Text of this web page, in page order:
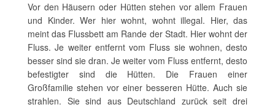
Vor den Häusern oder Hütten stehen vor allem Frauen
und Kinder. Wer hier wohnt, wohnt illegal. Hier, das
meint das Flussbett am Rande der Stadt. Hier wohnt der
Fluss. Je weiter entfernt vom Fluss sie wohnen, desto
besser sind sie dran. Je weiter vom Fluss entfernt, desto
befestigter sind die Hütten. Die Frauen einer
Großfamilie stehen vor einer besseren Hütte. Auch sie
strahlen. Sie sind aus Deutschland zurück seit drei